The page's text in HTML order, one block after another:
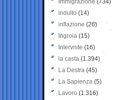
Immigrazione (734)
indulto (14)
inflazione (26)
Ingroia (15)
Interviste (16)
la casta (1.394)
La Destra (45)
La Sapienza (5)
Lavoro (1.316)